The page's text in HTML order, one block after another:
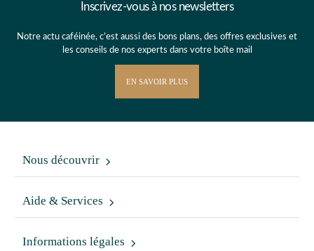
Inscrivez-vous à nos newsletters
Notre actu caféinée, c’est aussi des bons plans, des offres exclusives et
les conseils de nos experts dans votre boîte mail
EN SAVOIR PLUS
Nous découvrir
Aide & Services
Informations légales